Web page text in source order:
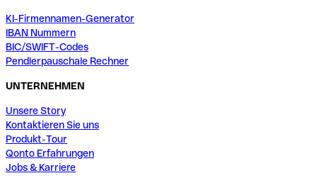
KI-Firmennamen-Generator
IBAN Nummern
BIC/SWIFT-Codes
Pendlerpauschale Rechner
UNTERNEHMEN
Unsere Story
Kontaktieren Sie uns
Produkt-Tour
Qonto Erfahrungen
Jobs & Karriere